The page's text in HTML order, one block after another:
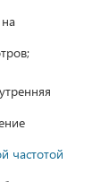
частотой